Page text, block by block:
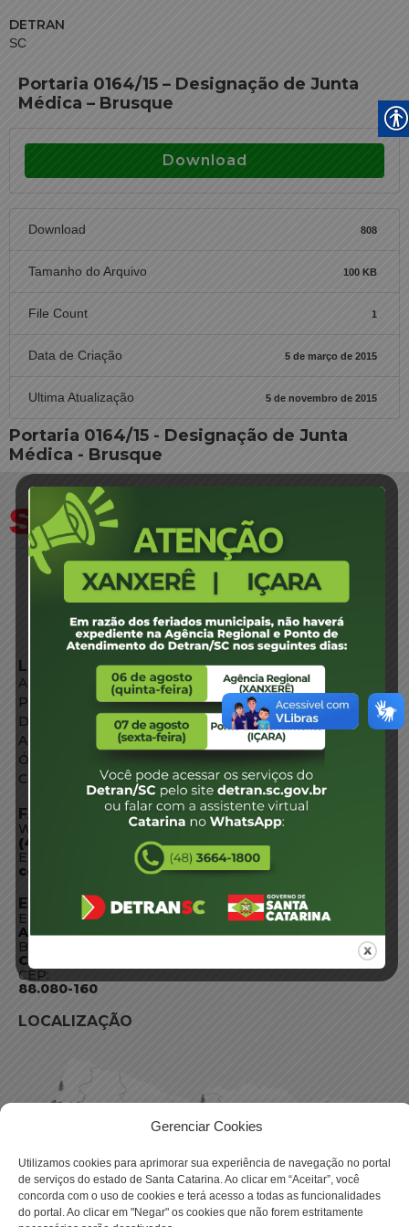
Gerenciar Cookies
Utilizamos cookies para aprimorar sua experiência de navegação no portal
de serviços do estado de Santa Catarina. Ao clicar em “Aceitar”, você
concorda com o uso de cookies e terá acesso a todas as funcionalidades
do portal. Ao clicar em "Negar" os cookies que não forem estritamente
DETRAN
SC
Portaria 0164/15 – Designação de Junta
Médica – Brusque
Download
Download 808
Tamanho do Arquivo 100 KB
File Count 1
Data de Criação 5 de março de 2015
Ultima Atualização 5 de novembro de 2015
Portaria 0164/15 - Designação de Junta
Médica - Brusque
LINKS EXTERNOS
Agência de Notícias
Portal de Serviços
Diário Oficial
Acesso à Informação
Órgãos do Governo
Conheça SC
FALE CONOSCO
WhatsApp:
(48) 3664-1800
E-mail:
centraldeinformacoes@detran.sc.gov.br
ENDEREÇO
Endereço:
Av. Almirante Tamandaré - 480
Bairro:
Coqueiros, Florianópolis SC
CEP:
88.080-160
LOCALIZAÇÃO